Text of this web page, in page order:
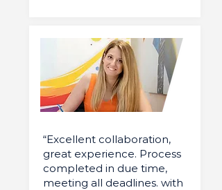
“Excellent collaboration,
great experience. Process
completed in due time,
meeting all deadlines. with